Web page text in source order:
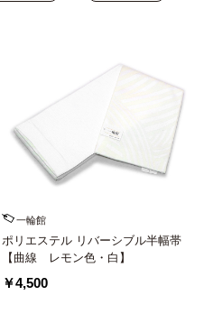
一輪館
ポリエステル リバーシブル半幅帯
【曲線 レモン色・白】
￥4,500